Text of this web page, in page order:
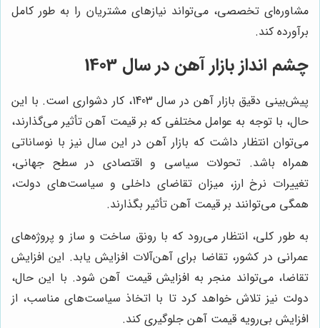
مشاوره‌ای تخصصی، می‌تواند نیازهای مشتریان را به طور کامل
برآورده کند.
چشم انداز بازار آهن در سال 1403
پیش‌بینی دقیق بازار آهن در سال 1403، کار دشواری است. با این
حال، با توجه به عوامل مختلفی که بر قیمت آهن تأثیر می‌گذارند،
می‌توان انتظار داشت که بازار آهن در این سال نیز با نوساناتی
همراه باشد. تحولات سیاسی و اقتصادی در سطح جهانی،
تغییرات نرخ ارز، میزان تقاضای داخلی و سیاست‌های دولت،
همگی می‌توانند بر قیمت آهن تأثیر بگذارند.
به طور کلی، انتظار می‌رود که با رونق ساخت و ساز و پروژه‌های
عمرانی در کشور، تقاضا برای آهن‌آلات افزایش یابد. این افزایش
تقاضا، می‌تواند منجر به افزایش قیمت آهن شود. با این حال،
دولت نیز تلاش خواهد کرد تا با اتخاذ سیاست‌های مناسب، از
افزایش بی‌رویه قیمت آهن جلوگیری کند.